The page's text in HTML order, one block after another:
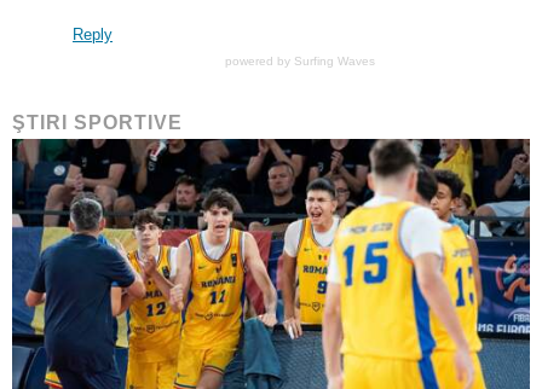
Reply
powered by Surfing Waves
ŞTIRI SPORTIVE